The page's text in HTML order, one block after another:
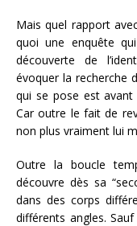
Mais quel rapport
quoi une enquête
découverte de
évoquer la recherche
qui se pose est
Car outre le fait de
non plus vraiment lui
Outre la boucle
découvre dès sa
dans des corps
différents angles.